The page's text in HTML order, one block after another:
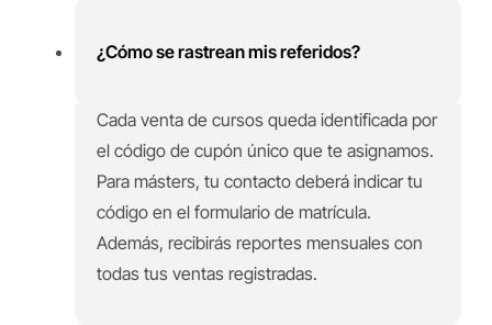
¿Cómo se rastrean mis referidos?
Cada venta de cursos queda identificada por
el código de cupón único que te asignamos.
Para másters, tu contacto deberá indicar tu
código en el formulario de matrícula.
Además, recibirás reportes mensuales con
todas tus ventas registradas.